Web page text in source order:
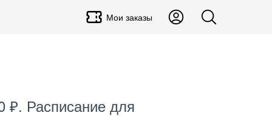
Мои заказы
₽. Расписание для